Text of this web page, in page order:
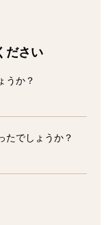
ださい
うか？
たでしょうか？